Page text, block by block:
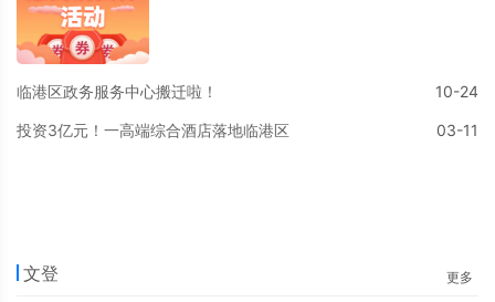
临港区政务服务中心搬迁啦！ 10-24
投资3亿元！一高端综合酒店落地临港区 03-11
文登 更多